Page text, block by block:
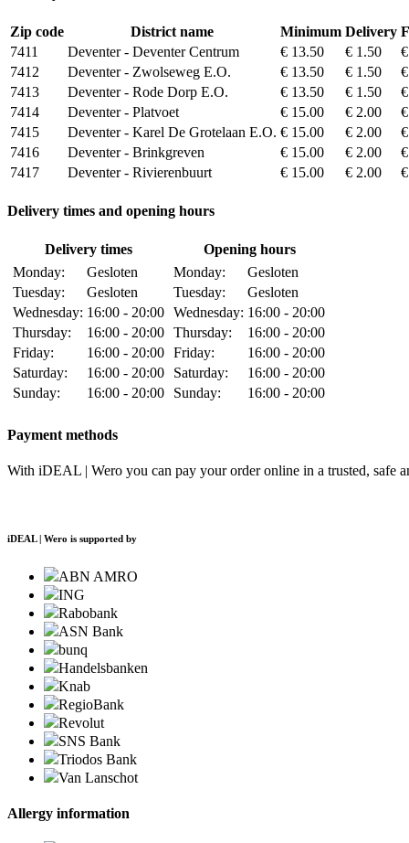
Zip code District name Minimum Delivery
7411
Deventer - Deventer Centrum € 13.50 € 1.50
7412
Deventer - Zwolseweg E.O. € 13.50 € 1.50
7413
Deventer - Rode Dorp E.O. € 13.50 € 1.50
7414
Deventer - Platvoet € 15.00 € 2.00
7415
Deventer - Karel De Grotelaan E.O. € 15.00 € 2.00
7416
Deventer - Brinkgreven € 15.00 € 2.00
7417
Deventer - Rivierenbuurt € 15.00 € 2.00
Delivery times and opening hours
Delivery times
Opening hours
Monday:
Gesloten
Tuesday:
Gesloten
Wednesday: 16:00 - 20:00
Thursday:
16:00 - 20:00
Friday:
16:00 - 20:00
Saturday:
16:00 - 20:00
Sunday:
16:00 - 20:00
Monday:
Gesloten
Tuesday:
Gesloten
Wednesday: 16:00 - 20:00
Thursday:
16:00 - 20:00
Friday:
16:00 - 20:00
Saturday:
16:00 - 20:00
Sunday:
16:00 - 20:00
Payment methods
With iDEAL | Wero you can pay your order online in a trusted, safe
iDEAL | Wero is supported by
ABN AMRO
ING
Rabobank
ASN Bank
bunq
Handelsbanken
Knab
RegioBank
Revolut
SNS Bank
Triodos Bank
Van Lanschot
Allergy information